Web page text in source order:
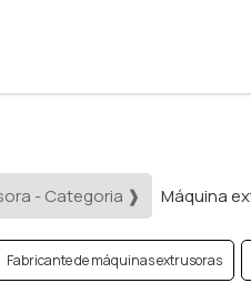
- Categoria ❱ Máquina
Fabricante de máquinas extrusoras